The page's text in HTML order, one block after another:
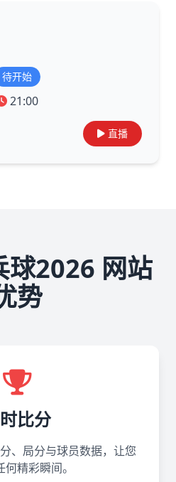
待开始
21:00
直播
球2026 网站
势
比分
、局分与球员数据，让您
精彩瞬间。